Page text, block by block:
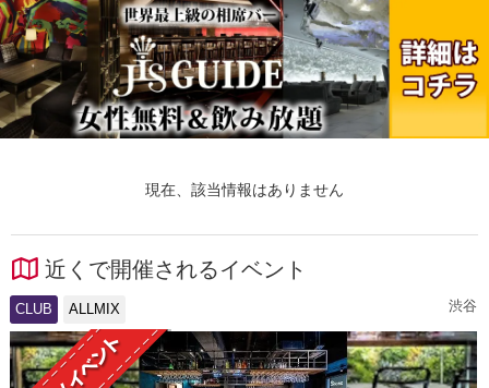
現在、該当情報はありません
近くで開催されるイベント
CLUB ALLMIX 渋谷